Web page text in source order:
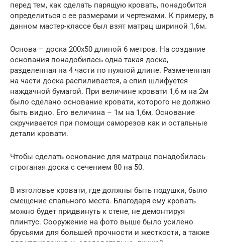
перед тем, как сделать парящую кровать, понадобится
определиться с ее размерами и чертежами. К примеру, в
данном мастер-классе был взят матрац шириной 1,6м.
Основа – доска 200х50 длиной 6 метров. На создание
основания понадобилась одна такая доска,
разделенная на 4 части по нужной длине. Размеченная
на части доска распиливается, а спил шлифуется
наждачной бумагой. При величине кровати 1,6 м на 2м
было сделано основание кровати, которого не должно
быть видно. Его величина – 1м на 1,6м. Основание
скручивается при помощи саморезов как и остальные
детали кровати.
Чтобы сделать основание для матраца понадобилась
строганая доска с сечением 80 на 50.
В изголовье кровати, где должны быть подушки, было
смещение спального места. Благодаря ему кровать
можно будет придвинуть к стене, не демонтируя
плинтус. Сооружение на фото выше было усилено
брусьями для большей прочности и жесткости, а также